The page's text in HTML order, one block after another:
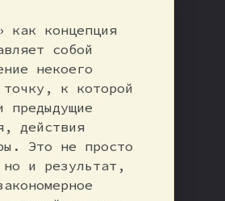
как концепция
собой
некоего
к которой
предыдущие
действия
Это не просто
и результат,